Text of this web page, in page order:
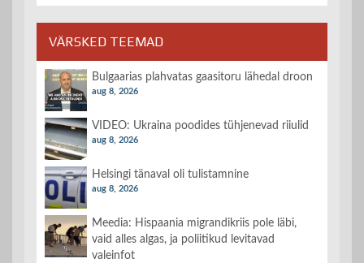
VÄRSKED TEEMAD
Bulgaarias plahvatas gaasitoru lähedal droon
aug 8, 2026
VIDEO: Ukraina poodides tühjenevad riiulid
aug 8, 2026
Helsingi tänaval oli tulistamnine
aug 8, 2026
Meedia: Hispaania migrandikriis pole läbi,
vaid alles algas, ja poliitikud levitavad
valeinfot